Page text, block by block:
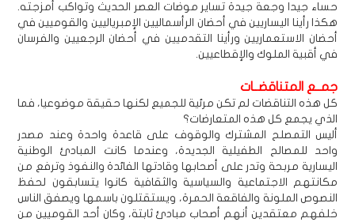
حساء جيدا وجعة جيدة تساير موضات العصر الحديث وتواكب أمزجته.
هكذا رأينا اليساريين في أحضان الرأسماليين الإمبرياليين والقوميين في
أحضان الاستعماريين ورأينا التقدميين في أحضان الرجعيين والفرسان
في أقبية الملوك والإقطاعيين.
جمــع المتناقضــات
كل هذه التناقضات لم تكن مرئية للجميع لكنها حقيقة موضوعيا، فما
الذي يجمع كل هذه المتعارضات؟
أليس التمصلح المشترك والوقوف على قاعدة واحدة وعند مصدر
واحد للمصالح الطفيلية الجديدة، وعندما كانت المبادئ الوطنية
اليسارية مربحة وتدر على أصحابها وقادتها الفائدة والنفوذ وترفع من
مكانتهم الاجتماعية والسياسية والثقافية كانوا يتسابقون لحفظ
النصوص الملونة والفاقعة الحمرة، ويستقتلون باسمها ويصفق الناس
خلفهم معتقدين أنهم أصحاب مبادئ ثابتة، وكان أحد القوميين من